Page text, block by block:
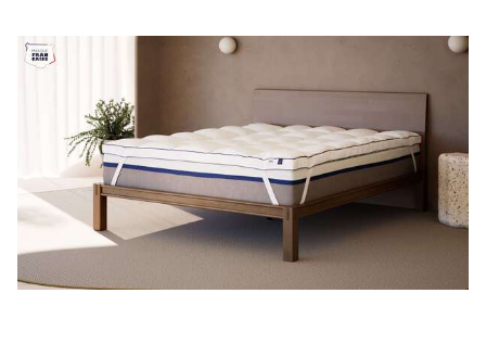
en
bois
Sommier
tapissier
Lit
scandi
Lit
coffre
Lit
en
bois